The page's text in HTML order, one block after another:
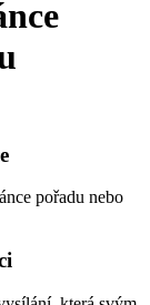
pořadu nebo